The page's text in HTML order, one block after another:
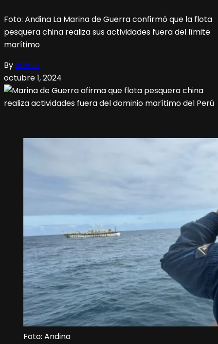
Foto: Andina La Marina de Guerra confirmó que la flota
pesquera china realiza sus actividades fuera del límite
marítimo
Byadmin
octubre 1, 2024
Foto: Andina